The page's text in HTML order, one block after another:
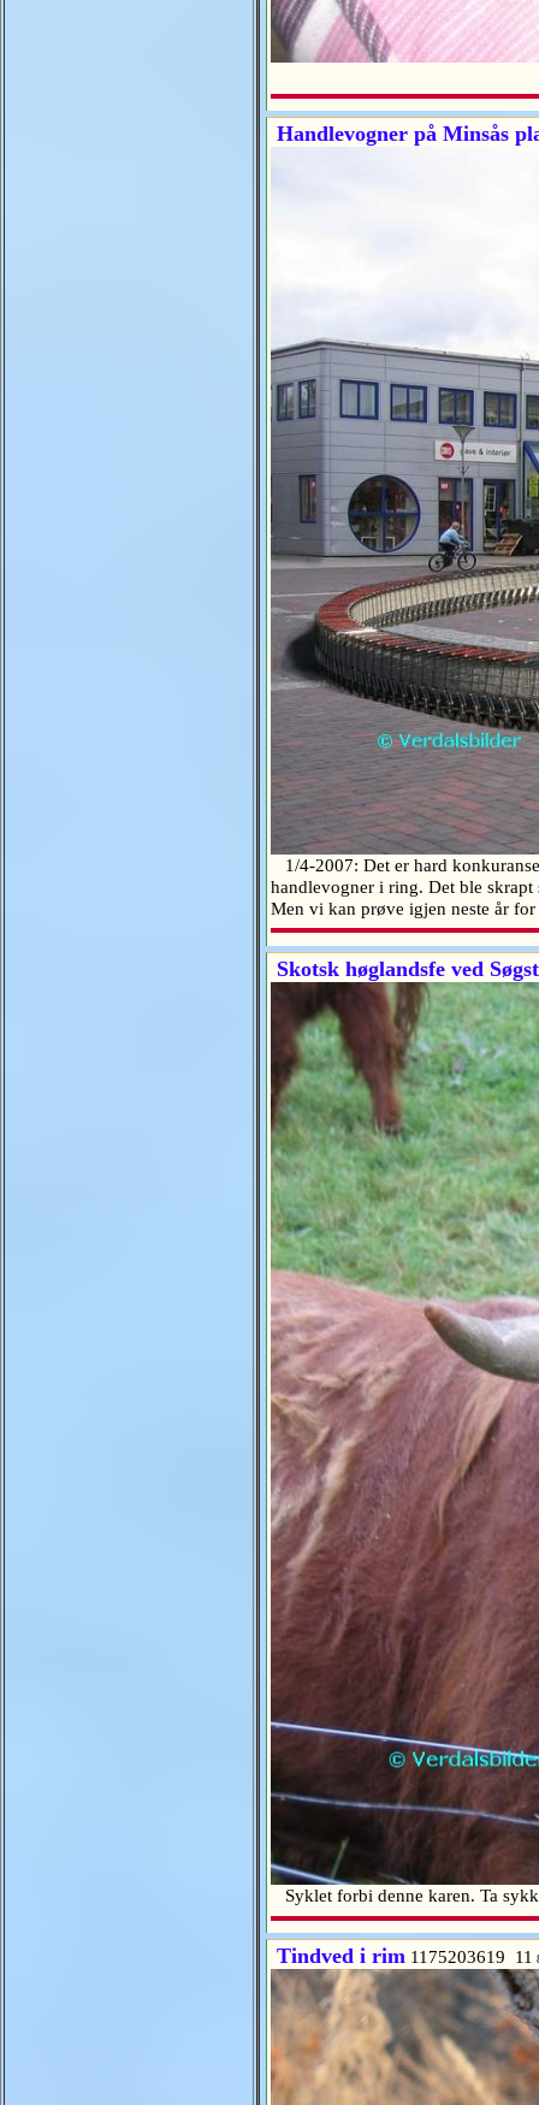
Handlevogner på Minsås
1/4-2007: Det er hard
handlevogner i ring. Det ble skrapt
Men vi kan prøve igjen neste år
Skotsk høglandsfe ved
Syklet forbi denne karen. Ta
Tindved i rim 1175203619 11